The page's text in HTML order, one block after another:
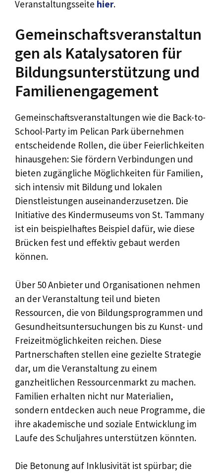
Veranstaltungsseite hier.
Gemeinschaftsveranstaltun
gen als Katalysatoren für
Bildungsunterstützung und
Familienengagement
Gemeinschaftsveranstaltungen wie die Back-to-
School-Party im Pelican Park übernehmen
entscheidende Rollen, die über Feierlichkeiten
hinausgehen: Sie fördern Verbindungen und
bieten zugängliche Möglichkeiten für Familien,
sich intensiv mit Bildung und lokalen
Dienstleistungen auseinanderzusetzen. Die
Initiative des Kindermuseums von St. Tammany
ist ein beispielhaftes Beispiel dafür, wie diese
Brücken fest und effektiv gebaut werden
können.
Über 50 Anbieter und Organisationen nehmen
an der Veranstaltung teil und bieten
Ressourcen, die von Bildungsprogrammen und
Gesundheitsuntersuchungen bis zu Kunst- und
Freizeitmöglichkeiten reichen. Diese
Partnerschaften stellen eine gezielte Strategie
dar, um die Veranstaltung zu einem
ganzheitlichen Ressourcenmarkt zu machen.
Familien erhalten nicht nur Materialien,
sondern entdecken auch neue Programme, die
ihre akademische und soziale Entwicklung im
Laufe des Schuljahres unterstützen könnten.
Die Betonung auf Inklusivität ist spürbar; die